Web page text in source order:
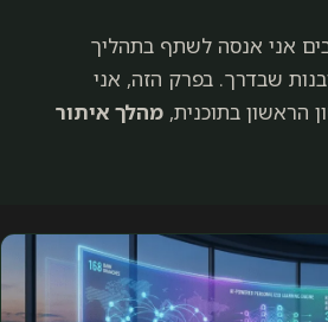
אני אנסה לשתף בתהליך
שבדרך. בפרק הזה, אני
בתוכנית, מהלך איתור